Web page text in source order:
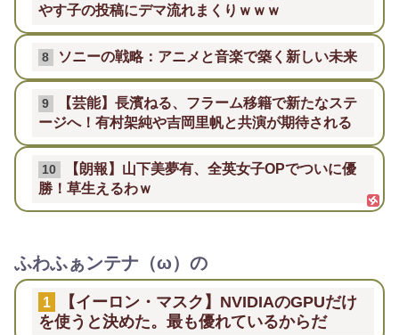
やす子の投稿にデマ流れまくりｗｗｗ
8 ソニーの戦略：アニメと音楽で築く新しい未来
9
【芸能】長濱ねる、フラーム移籍で新たなステ
ージへ！有村架純や吉岡里帆と共演が期待される
10
【朗報】山下美夢有、全英女子OPでついに優
勝！草生えるわｗ
ふわふぁンテナ（ω）の
1
【イーロン・マスク】NVIDIAのGPUだけ
を使うと決めた。最も優れているからだ